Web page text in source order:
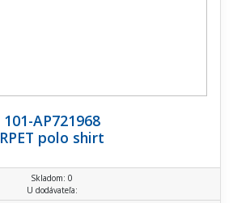
101-AP721968
RPET polo shirt
Skladom: 0
U dodávateľa: